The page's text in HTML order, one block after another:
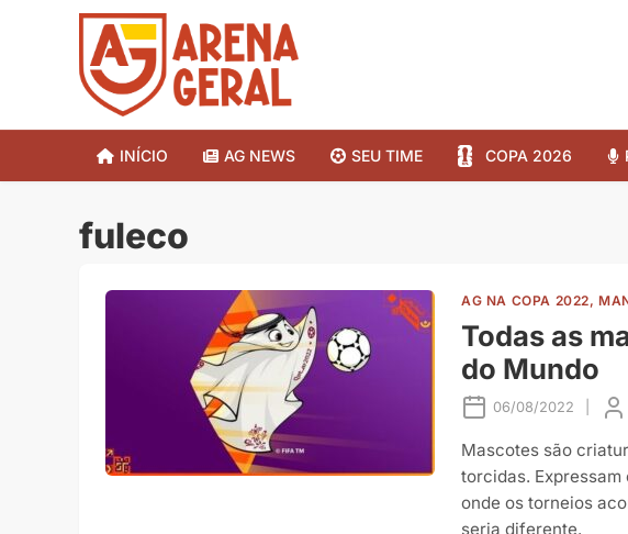
INÍCIO AG NEWS SEU TIME COPA 2026
fuleco
AG NA COPA 2022,
Todas as
do Mundo
06/08/2022
Mascotes são
torcidas.
onde os torneios
seria diferente.